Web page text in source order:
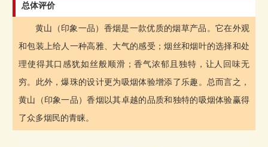
总体评价
黄山（印象一品）香烟是一款优质的烟草产品。它在外观
和包装上给人一种高雅、大气的感受；烟丝和烟叶的选择和处
理使得其口感犹如丝般顺滑；香气浓郁且独特，让人回味无
穷。此外，爆珠的设计更为吸烟体验增添了乐趣。总而言之，
黄山（印象一品）香烟以其卓越的品质和独特的吸烟体验赢得
了众多烟民的青睐。